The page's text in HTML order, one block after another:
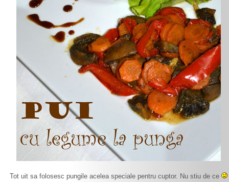
Tot uit sa folosesc pungile acelea speciale pentru cuptor. Nu stiu de ce